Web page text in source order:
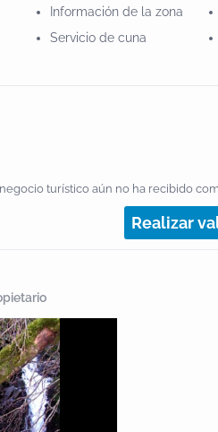
Información de la zona
Servicio de cuna
turístico aún no ha recibido
Realizar